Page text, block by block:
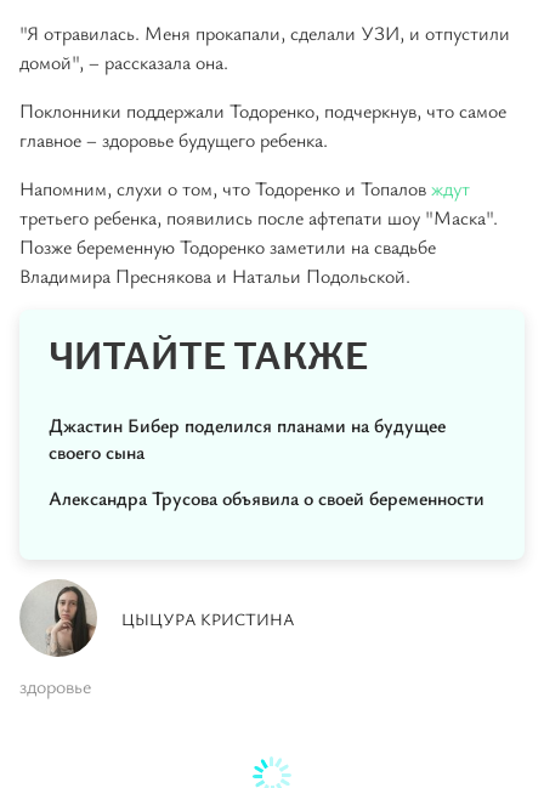
"Я отравилась. Меня прокапали, сделали УЗИ, и отпустили
домой", – рассказала она.
Поклонники поддержали Тодоренко, подчеркнув, что самое
главное – здоровье будущего ребенка.
Напомним, слухи о том, что Тодоренко и Топаловждут
третьего ребенка, появились после афтепати шоу "Маска".
Позже беременную Тодоренко заметили на свадьбе
Владимира Преснякова и Натальи Подольской.
ЧИТАЙТЕ ТАКЖЕ
Джастин Бибер поделился планами на будущее
своего сына
Александра Трусова объявила о своей беременности
ЦЫЦУРА КРИСТИНА
здоровье